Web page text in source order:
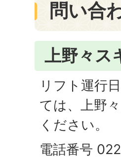
問い合
上野々ス
リフト運行
ては、上野
ください。
電話番号